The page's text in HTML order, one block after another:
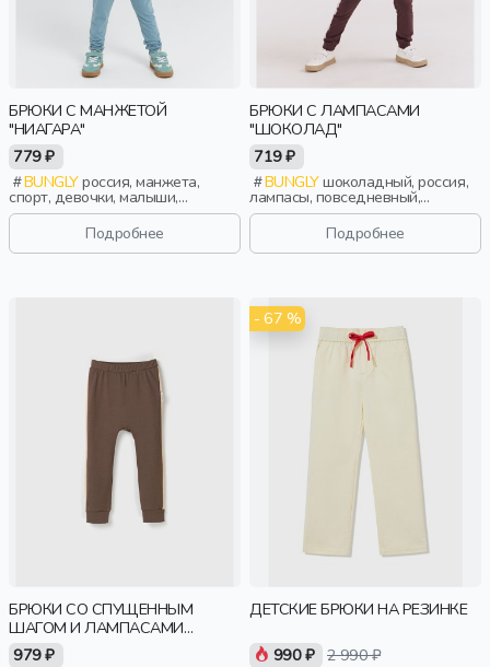
БРЮКИ С МАНЖЕТОЙ
"НИАГАРА"
779 ₽
BUNGLYроссия, манжета,
спорт, девочки, малыши,
дошкольники, дети
Подробнее
БРЮКИ С ЛАМПАСАМИ
"ШОКОЛАД"
719 ₽
BUNGLYшоколадный, россия,
лампасы, повседневный,
девочки, малыши, дошкольники,
Подробнее
БРЮКИ СО СПУЩЕННЫМ
ШАГОМ И ЛАМПАСАМИ
"ШОКОЛАД"
979 ₽
- 67 %
ДЕТСКИЕ БРЮКИ НА РЕЗИНКЕ
990 ₽ 2 990 ₽